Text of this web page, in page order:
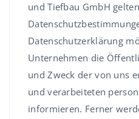
und Tiefbau GmbH
Datenschutzerklärung
Unternehmen die
und Zweck der von uns
und verarbeiteten
informieren. Ferner